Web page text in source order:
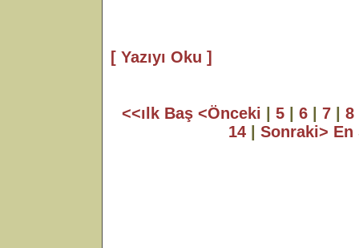
[ Yazıyı Oku ]
<<ılk Baş <Önceki 5| 6| 7| 8
14
Sonraki> En